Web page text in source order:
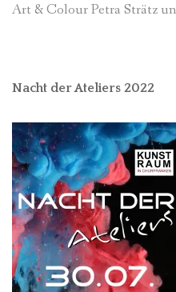
Art & Colour Petra Strätz
Nacht der Ateliers 2022